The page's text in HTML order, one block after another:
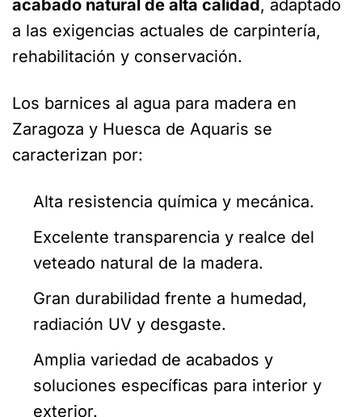
acabado natural de alta calidad, adaptado
a las exigencias actuales de carpintería,
rehabilitación y conservación.
Los barnices al agua para madera en
Zaragoza y Huesca de Aquaris se
caracterizan por:
Alta resistencia química y mecánica.
Excelente transparencia y realce del
veteado natural de la madera.
Gran durabilidad frente a humedad,
radiación UV y desgaste.
Amplia variedad de acabados y
soluciones específicas para interior y
exterior.